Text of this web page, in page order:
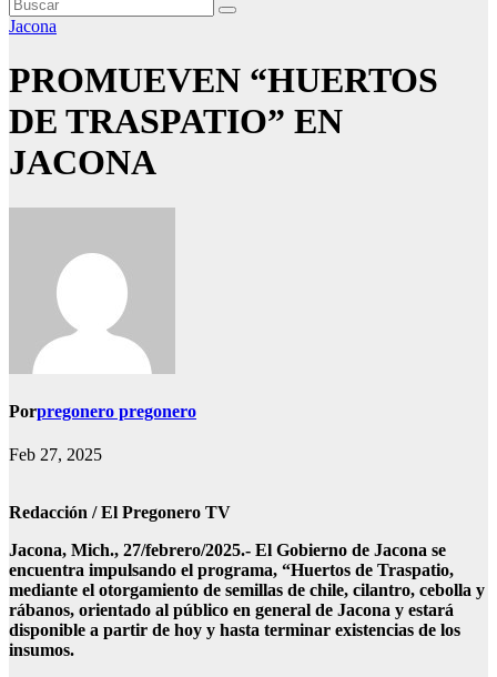
Jacona
PROMUEVEN “HUERTOS
DE TRASPATIO” EN
JACONA
Porpregonero pregonero
Feb 27, 2025
Redacción / El Pregonero TV
Jacona, Mich., 27/febrero/2025.- El Gobierno de Jacona se
encuentra impulsando el programa, “Huertos de Traspatio,
mediante el otorgamiento de semillas de chile, cilantro, cebolla y
rábanos, orientado al público en general de Jacona y estará
disponible a partir de hoy y hasta terminar existencias de los
insumos.